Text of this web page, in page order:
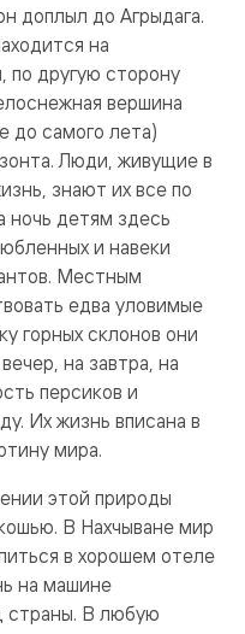
доплыл до Агрыдага.
на
по другую сторону
вершина
до самого лета)
Люди, живущие в
знают их все по
ночь детям здесь
и навеки
Местным
едва уловимые
горных склонов они
на завтра, на
персиков и
Их жизнь вписана в
мира.
этой природы
В Нахчыване мир
в хорошем отеле
на машине
страны. В любую